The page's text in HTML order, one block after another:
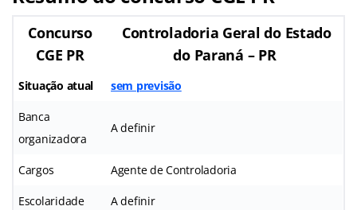
Concurso
CGE PR
Controladoria Geral do Estado
do Paraná – PR
Situação atual sem previsão
Banca
organizadora
A definir
Cargos Agente de Controladoria
Escolaridade A definir